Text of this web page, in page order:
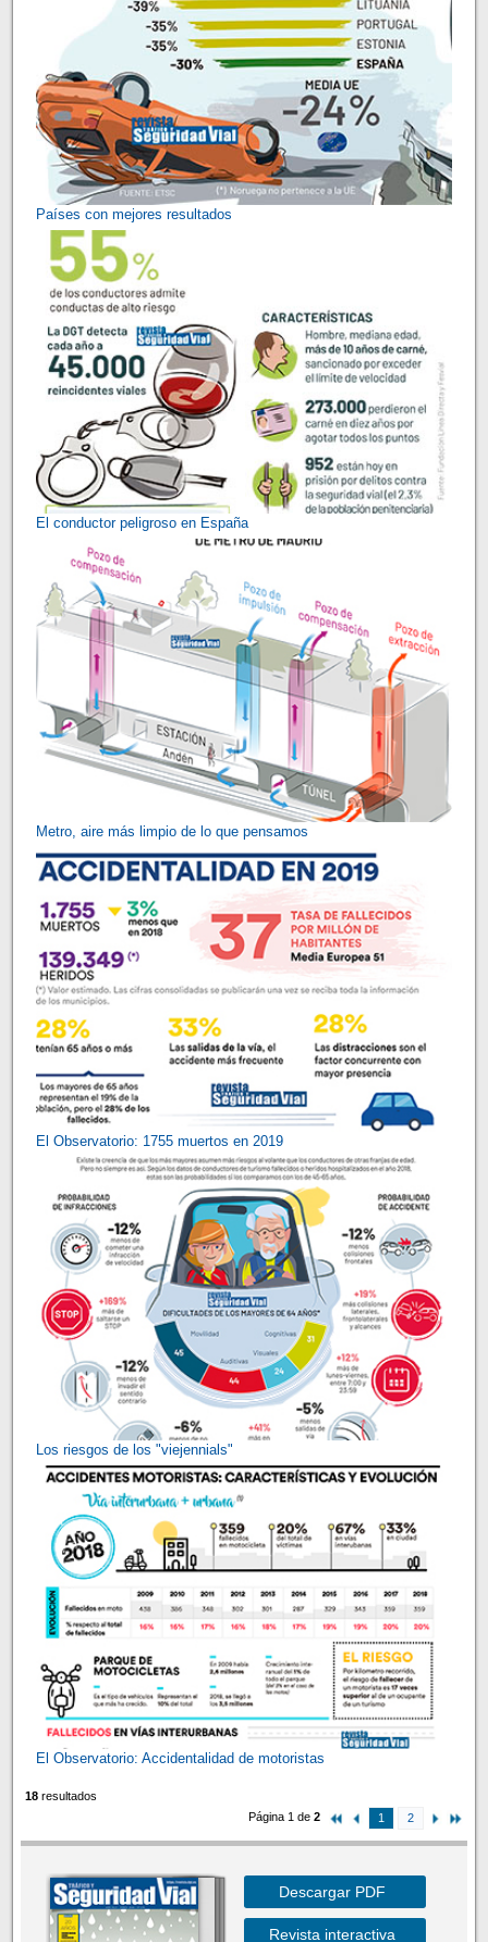
Países con mejores resultados
El conductor peligroso en España
Metro, aire más limpio de lo que pensamos
El Observatorio: 1755 muertos en 2019
Los riesgos de los "viejennials"
El Observatorio: Accidentalidad de motoristas
18resultados
Página 1 de2 1 2
Descargar PDF
Revista interactiva